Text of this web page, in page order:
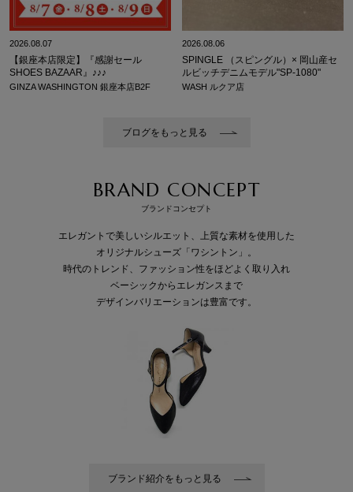
2026.08.07
【銀座本店限定】『感謝セール
SHOES BAZAAR』♪♪♪
GINZA WASHINGTON 銀座本店B2F
2026.08.06
SPINGLE （スピングル）× 岡山産セ
ルビッチデニムモデル"SP-1080"
WASH ルクア店
ブログをもっと見る
BRAND CONCEPT
ブランドコンセプト
エレガントで美しいシルエット、上質な素材を使用した
オリジナルシューズ「ワシントン」。
時代のトレンド、ファッション性をほどよく取り入れ
ベーシックからエレガンスまで
デザインバリエーションは豊富です。
ブランド紹介をもっと見る